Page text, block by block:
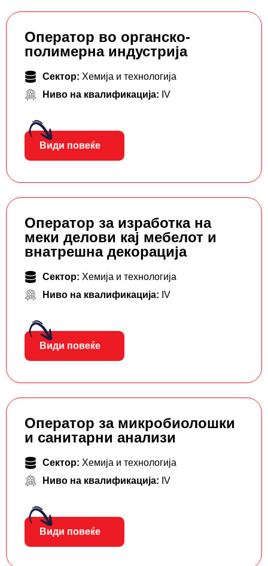
Оператор во органско-
полимерна индустрија
Сектор: Хемија и технологија
Ниво на квалификација: IV
Види повеќе
Оператор за изработка на
меки делови кај мебелот и
внатрешна декорација
Сектор: Хемија и технологија
Ниво на квалификација: IV
Види повеќе
Оператор за микробиолошки
и санитарни анализи
Сектор: Хемија и технологија
Ниво на квалификација: IV
Види повеќе